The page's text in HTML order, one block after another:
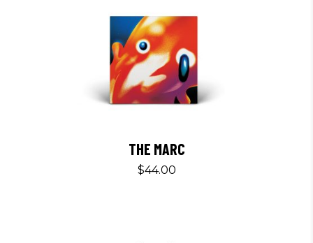
THE MARC
$44.00